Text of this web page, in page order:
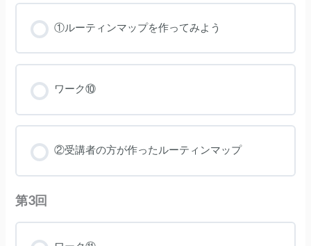
①ルーティンマップを作ってみよう
ワーク⑩
②受講者の方が作ったルーティンマップ
第3回